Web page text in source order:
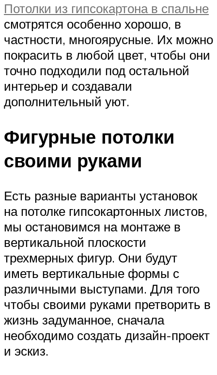
Потолки из гипсокартона в спальне
смотрятся особенно хорошо, в
частности, многоярусные. Их можно
покрасить в любой цвет, чтобы они
точно подходили под остальной
интерьер и создавали
дополнительный уют.
Фигурные потолки
своими руками
Есть разные варианты установок
на потолке гипсокартонных листов,
мы остановимся на монтаже в
вертикальной плоскости
трехмерных фигур. Они будут
иметь вертикальные формы с
различными выступами. Для того
чтобы своими руками претворить в
жизнь задуманное, сначала
необходимо создать дизайн-проект
и эскиз.